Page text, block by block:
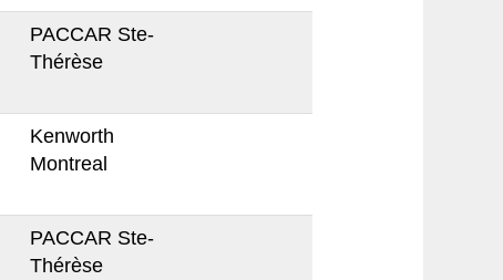
PACCAR Ste-
Thérèse
Kenworth
Montreal
PACCAR Ste-
Thérèse